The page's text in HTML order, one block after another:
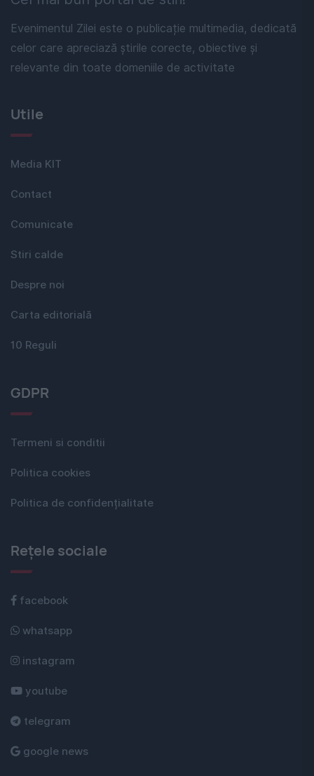
Evenimentul Zilei este o publicație multimedia, dedicată
celor care apreciază știrile corecte, obiective și
relevante din toate domeniile de activitate
Utile
Media KIT
Contact
Comunicate
Stiri calde
Despre noi
Carta editorială
10 Reguli
GDPR
Termeni si conditii
Politica cookies
Politica de confidențialitate
Rețele sociale
facebook
whatsapp
instagram
youtube
telegram
google news